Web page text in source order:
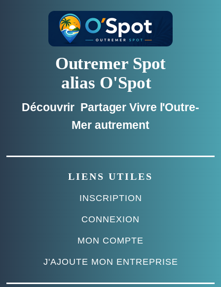
Outremer Spot
alias O'Spot
Découvrir Partager Vivre l'Outre-
Mer autrement
LIENS UTILES
INSCRIPTION
CONNEXION
MON COMPTE
J'AJOUTE MON ENTREPRISE